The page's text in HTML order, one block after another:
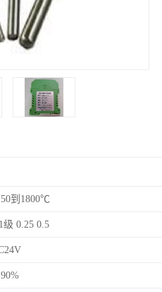
到1800℃
级 0.25 0.5